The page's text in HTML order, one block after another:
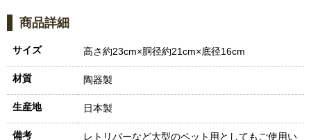
商品詳細
サイズ 高さ約23cm×胴径約21cm×底径16cm
材質 陶器製
生産地 日本製
備考
レトリバーなど大型のペット用としてもご使用い